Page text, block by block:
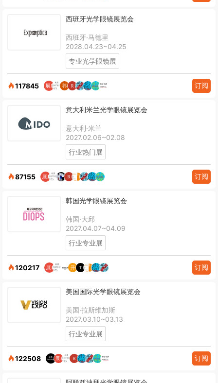
西班牙光学眼镜展览会
西班牙·马德里
2028.04.23~04.25
专业光学眼镜展
117845 订阅
意大利米兰光学眼镜展览会
意大利·米兰
2027.02.06~02.08
行业热门展
87155 订阅
韩国光学眼镜展览会
韩国·大邱
2027.04.07~04.09
行业专业展
120217 订阅
美国国际光学眼镜展览会
美国·拉斯维加斯
2027.03.10~03.13
行业专业展
122508 订阅